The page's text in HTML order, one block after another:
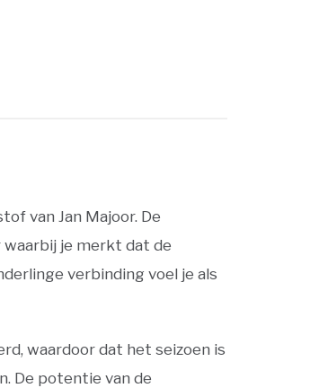
van Jan Majoor. De
je merkt dat de
verbinding voel je als
waardoor dat het seizoen is
De potentie van de